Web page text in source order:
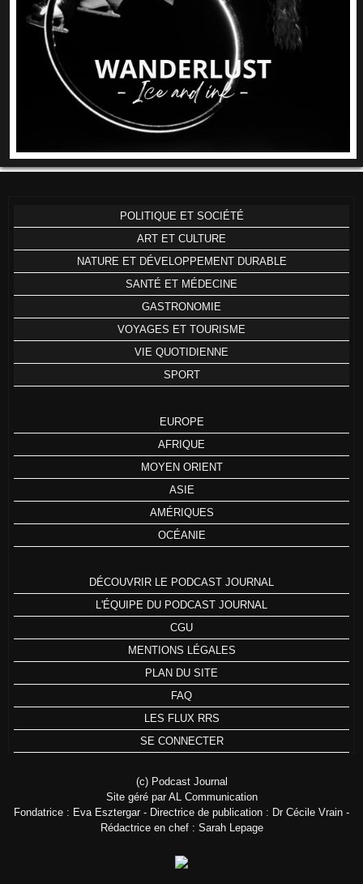
POLITIQUE ET SOCIÉTÉ
ART ET CULTURE
NATURE ET DÉVELOPPEMENT DURABLE
SANTÉ ET MÉDECINE
GASTRONOMIE
VOYAGES ET TOURISME
VIE QUOTIDIENNE
SPORT
EUROPE
AFRIQUE
MOYEN ORIENT
ASIE
AMÉRIQUES
OCÉANIE
DÉCOUVRIR LE PODCAST JOURNAL
L'ÉQUIPE DU PODCAST JOURNAL
CGU
MENTIONS LÉGALES
PLAN DU SITE
FAQ
LES FLUX RRS
SE CONNECTER
(c) Podcast Journal
Site géré par AL Communication
Fondatrice : Eva Esztergar - Directrice de publication : Dr Cécile Vrain -
Rédactrice en chef : Sarah Lepage